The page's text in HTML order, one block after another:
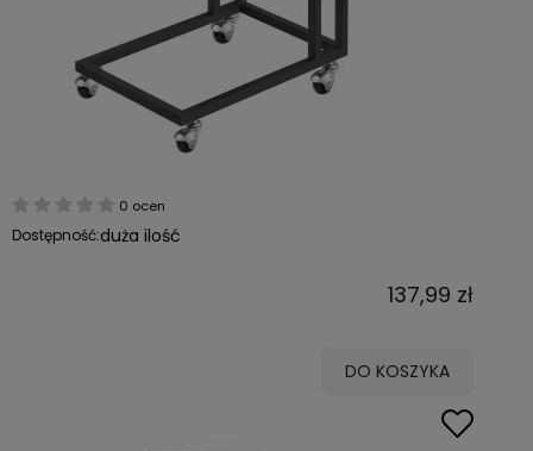
0 ocen
Dostępność:duża ilość
137,99 zł
DO KOSZYKA